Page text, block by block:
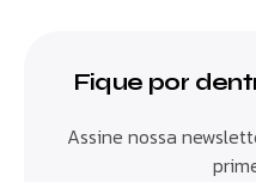
Fique por
Assine nossa